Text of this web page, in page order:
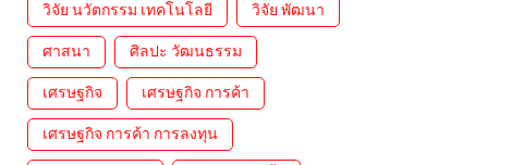
วิจัย นวัตกรรม เทคโนโลยี วิจัย พัฒนา
ศาสนา ศิลปะ วัฒนธรรม
เศรษฐกิจ เศรษฐกิจ การค้า
เศรษฐกิจ การค้า การลงทุน